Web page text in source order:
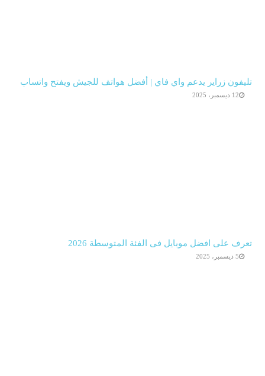
تليفون زراير يدعم واي فاي | أفضل هواتف للجيش ويفتح واتساب
12 ديسمبر، 2025
تعرف على افضل موبايل فى الفئة المتوسطة 2026
5 ديسمبر، 2025